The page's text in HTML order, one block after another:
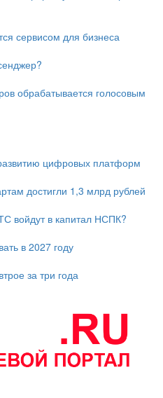
сервисом для бизнеса
обрабатывается голосовым
цифровых платформ
достигли 1,3 млрд рублей
войдут в капитал НСПК?
в 2027 году
за три года